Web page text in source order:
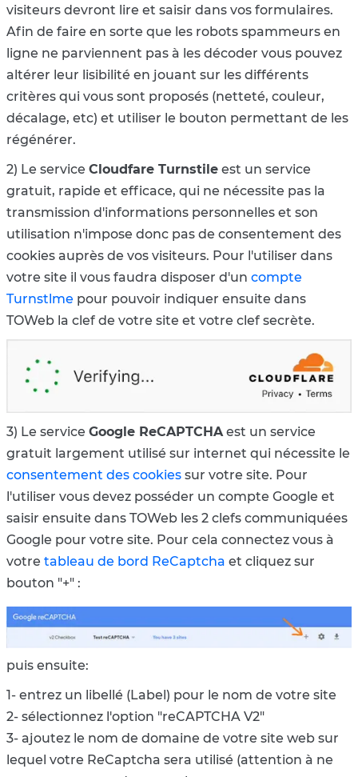
visiteurs devront lire et saisir dans vos formulaires.
Afin de faire en sorte que les robots spammeurs en
ligne ne parviennent pas à les décoder vous pouvez
altérer leur lisibilité en jouant sur les différents
critères qui vous sont proposés (netteté, couleur,
décalage, etc) et utiliser le bouton permettant de les
régénérer.
2) Le service Cloudfare Turnstile est un service
gratuit, rapide et efficace, qui ne nécessite pas la
transmission d'informations personnelles et son
utilisation n'impose donc pas de consentement des
cookies auprès de vos visiteurs. Pour l'utiliser dans
votre site il vous faudra disposer d'un compte
Turnstlme pour pouvoir indiquer ensuite dans
TOWeb la clef de votre site et votre clef secrète.
3) Le service Google ReCAPTCHAest un service
gratuit largement utilisé sur internet qui nécessite le
consentement des cookies sur votre site. Pour
l'utiliser vous devez posséder un compte Google et
saisir ensuite dans TOWeb les 2 clefs communiquées
Google pour votre site. Pour cela connectez vous à
votre tableau de bord ReCaptcha et cliquez sur
bouton "+" :
puis ensuite:
1- entrez un libellé (Label) pour le nom de votre site
2- sélectionnez l'option "reCAPTCHA V2"
3- ajoutez le nom de domaine de votre site web sur
lequel votre ReCaptcha sera utilisé (attention à ne